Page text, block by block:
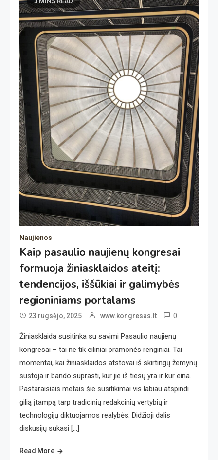
Naujienos
Kaip pasaulio naujienų kongresai
formuoja žiniasklaidos ateitį:
tendencijos, iššūkiai ir galimybės
regioniniams portalams
23 rugsėjo, 2025 www.kongresas.lt 0
Žiniasklaida susitinka su savimi Pasaulio naujienų
kongresai – tai ne tik eiliniai pramonės renginiai. Tai
momentai, kai žiniasklaidos atstovai iš skirtingų žemynų
sustoja ir bando suprasti, kur jie iš tiesų yra ir kur eina.
Pastaraisiais metais šie susitikimai vis labiau atspindi
gilią įtampą tarp tradicinių redakcinių vertybių ir
technologijų diktuojamos realybės. Didžioji dalis
diskusijų sukasi […]
Read More